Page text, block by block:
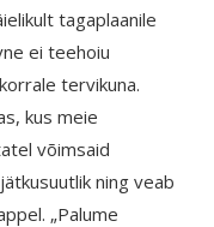
tagaplaanile
ei teehoiu
tervikuna.
kus meie
võimsaid
ning veab
„Palume